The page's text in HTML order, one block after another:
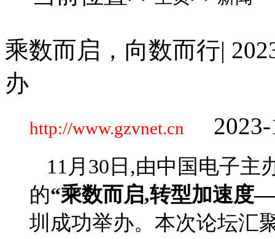
乘数而启，向数而行|
办
http://www.gzvnet.cn
11月30日,由中国电子主
的“乘数而启,转型加速度
圳成功举办。本次论坛汇